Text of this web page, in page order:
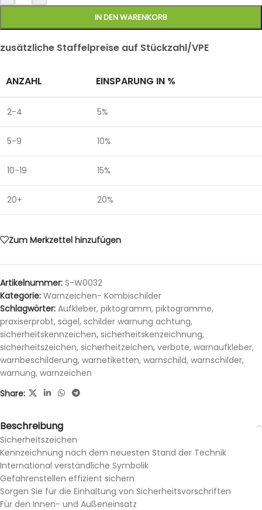
IN DEN WARENKORB
zusätzliche Staffelpreise auf Stückzahl/VPE
ANZAHL EINSPARUNG IN %
2-4 5%
5-9 10%
10-19 15%
20+ 20%
Zum Merkzettel hinzufügen
Artikelnummer: S-W0032
Kategorie: Warnzeichen- Kombischilder
Schlagwörter: Aufkleber, piktogramm, piktogramme,
praxiserprobt, sägel, schilder warnung achtung,
sicherheitskennzeichen, sicherheitskenzeichnung,
sicherheitszeichen, sicherheitzeichen, verbote, warnaufkleber,
warnbeschilderung, warnetiketten, warnschild, warnschilder,
warnung, warnzeichen
Share:
Beschreibung
Sicherheitszeichen
Kennzeichnung nach dem neuesten Stand der Technik
International verständliche Symbolik
Gefahrenstellen effizient sichern
Sorgen Sie für die Einhaltung von Sicherheitsvorschriften
Für den Innen- und Außeneinsatz